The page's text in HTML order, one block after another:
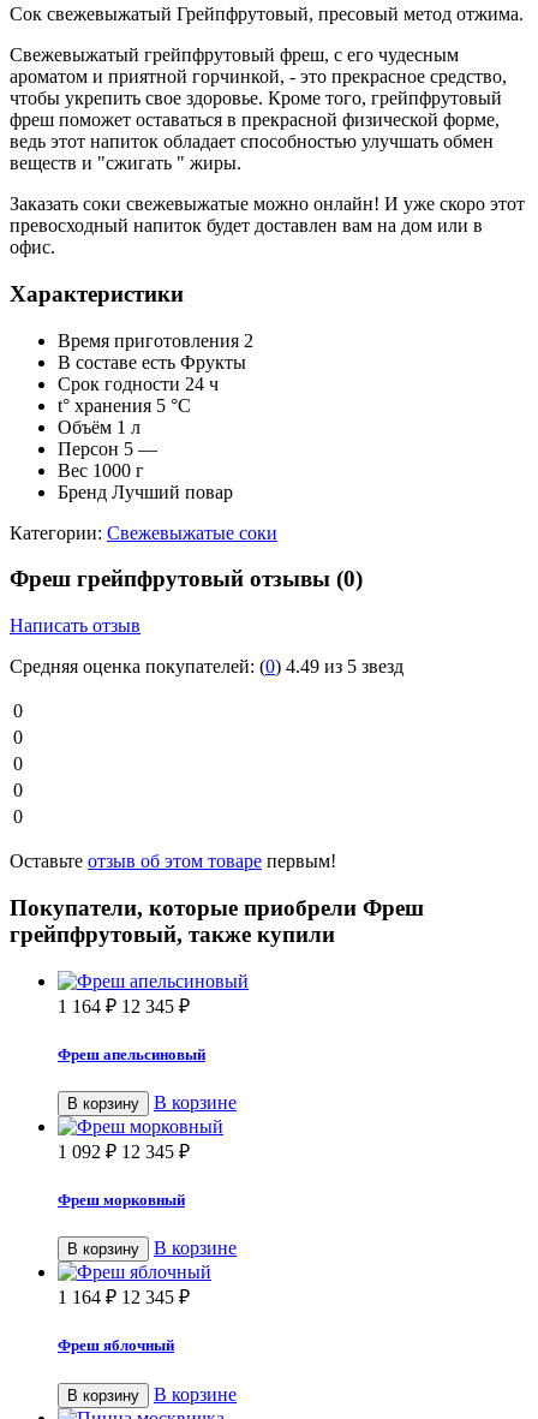
Сок свежевыжатый Грейпфрутовый, пресовый метод отжима.
Свежевыжатый грейпфрутовый фреш, с его чудесным
ароматом и приятной горчинкой, - это прекрасное средство,
чтобы укрепить свое здоровье. Кроме того, грейпфрутовый
фреш поможет оставаться в прекрасной физической форме,
ведь этот напиток обладает способностью улучшать обмен
веществ и "сжигать " жиры.
Заказать соки свежевыжатые можно онлайн! И уже скоро этот
превосходный напиток будет доставлен вам на дом или в
офис.
Характеристики
Время приготовления 2
В составе есть Фрукты
Срок годности 24 ч
t° хранения 5 °C
Объём 1 л
Персон 5 —
Вес 1000 г
Бренд Лучший повар
Категории: Cвежевыжатые соки
Фреш грейпфрутовый отзывы (0)
Написать отзыв
Средняя оценка покупателей: (0) 4.49 из 5 звезд
0
0
0
0
0
Оставьте отзыв об этом товаре первым!
Покупатели, которые приобрели Фреш
грейпфрутовый, также купили
1 164 ₽ 12 345 ₽
Фреш апельсиновый
В корзину В корзине
1 092 ₽ 12 345 ₽
Фреш морковный
В корзину В корзине
1 164 ₽ 12 345 ₽
Фреш яблочный
В корзину В корзине